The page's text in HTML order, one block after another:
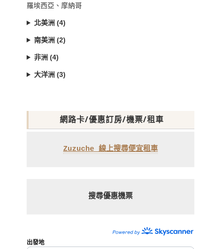
羅埃西亞、摩納哥
北美洲 (4)
南美洲 (2)
非洲 (4)
大洋洲 (3)
網路卡/優惠訂房/機票/租車
Zuzuche 線上搜尋便宜租車
搜尋優惠機票